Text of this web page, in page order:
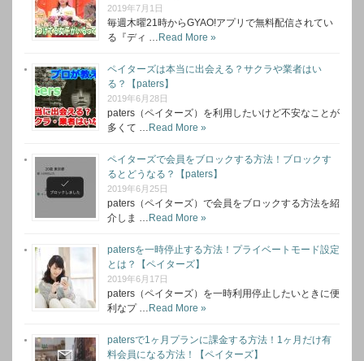
2019年7月1日
毎週木曜21時からGYAO!アプリで無料配信されてい
る『ディ … Read More »
ペイターズは本当に出会える？サクラや業者はい
る？【paters】
2019年6月28日
paters（ペイターズ）を利用したいけど不安なことが
多くて … Read More »
ペイターズで会員をブロックする方法！ブロックす
るとどうなる？【paters】
2019年6月25日
paters（ペイターズ）で会員をブロックする方法を紹
介しま … Read More »
patersを一時停止する方法！プライベートモード設定
とは？【ペイターズ】
2019年6月17日
paters（ペイターズ）を一時利用停止したいときに便
利なプ … Read More »
patersで1ヶ月プランに課金する方法！1ヶ月だけ有
料会員になる方法！【ペイターズ】